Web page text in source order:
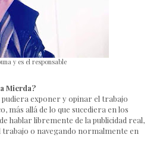
y es el responsable
Mierda?
exponer y opinar el trabajo
más allá de lo que sucediera en los
hablar libremente de la publicidad real,
trabajo o navegando normalmente en